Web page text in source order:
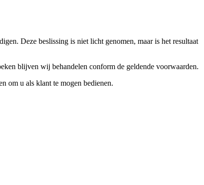
Deze beslissing is niet licht genomen, maar is het resultaat
blijven wij behandelen conform de geldende voorwaarden.
om u als klant te mogen bedienen.